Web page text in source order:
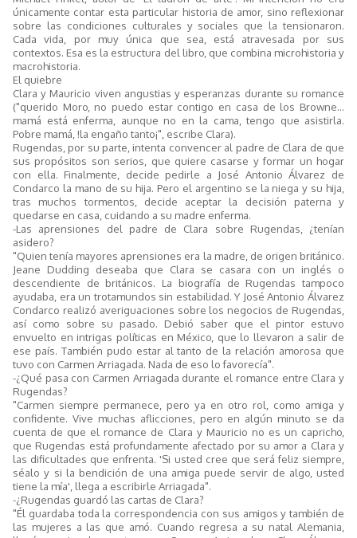
únicamente contar esta particular historia de amor, sino reflexionar
sobre las condiciones culturales y sociales que la tensionaron.
Cada vida, por muy única que sea, está atravesada por sus
contextos. Esa es la estructura del libro, que combina microhistoria y
macrohistoria.
El quiebre
Clara y Mauricio viven angustias y esperanzas durante su romance
("querido Moro, no puedo estar contigo en casa de los Browne...
mamá está enferma, aunque no en la cama, tengo que asistirla.
Pobre mamá, !la engaño tanto¡", escribe Clara).
Rugendas, por su parte, intenta convencer al padre de Clara de que
sus propósitos son serios, que quiere casarse y formar un hogar
con ella. Finalmente, decide pedirle a José Antonio Álvarez de
Condarco la mano de su hija. Pero el argentino se la niega y su hija,
tras muchos tormentos, decide aceptar la decisión paterna y
quedarse en casa, cuidando a su madre enferma.
-Las aprensiones del padre de Clara sobre Rugendas, ¿tenían
asidero?
"Quien tenía mayores aprensiones era la madre, de origen británico.
Jeane Dudding deseaba que Clara se casara con un inglés o
descendiente de británicos. La biografía de Rugendas tampoco
ayudaba, era un trotamundos sin estabilidad. Y José Antonio Álvarez
Condarco realizó averiguaciones sobre los negocios de Rugendas,
así como sobre su pasado. Debió saber que el pintor estuvo
envuelto en intrigas políticas en México, que lo llevaron a salir de
ese país. También pudo estar al tanto de la relación amorosa que
tuvo con Carmen Arriagada. Nada de eso lo favorecía".
-¿Qué pasa con Carmen Arriagada durante el romance entre Clara y
Rugendas?
"Carmen siempre permanece, pero ya en otro rol, como amiga y
confidente. Vive muchas aflicciones, pero en algún minuto se da
cuenta de que el romance de Clara y Mauricio no es un capricho,
que Rugendas está profundamente afectado por su amor a Clara y
las dificultades que enfrenta. 'Si usted cree que será feliz siempre,
séalo y si la bendición de una amiga puede servir de algo, usted
tiene la mía', llega a escribirle Arriagada".
-¿Rugendas guardó las cartas de Clara?
"Él guardaba toda la correspondencia con sus amigos y también de
las mujeres a las que amó. Cuando regresa a su natal Alemania,